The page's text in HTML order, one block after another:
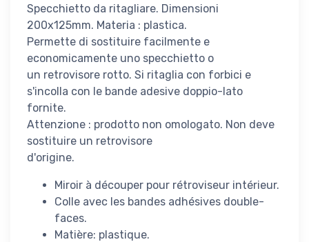
Specchietto da ritagliare. Dimensioni
200x125mm. Materia : plastica.
Permette di sostituire facilmente e
economicamente uno specchietto o
un retrovisore rotto. Si ritaglia con forbici e
s'incolla con le bande adesive doppio-lato
fornite.
Attenzione : prodotto non omologato. Non deve
sostituire un retrovisore
d'origine.
Miroir à découper pour rétroviseur intérieur.
Colle avec les bandes adhésives double-
faces.
Matière: plastique.